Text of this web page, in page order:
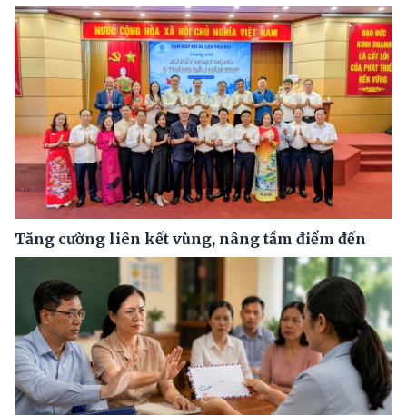
Tăng cường liên kết vùng, nâng tầm điểm đến